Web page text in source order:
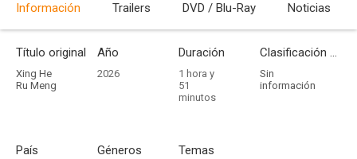
Información Trailers DVD / Blu-Ray Noticias
Título original
Xing He
Ru Meng
Año
2026
Duración
1 hora y
51
minutos
Clasificación por edades
Sin
información
País Géneros Temas